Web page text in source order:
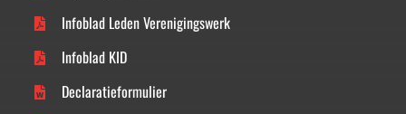
Infoblad Leden Verenigingswerk
Infoblad KID
Declaratieformulier